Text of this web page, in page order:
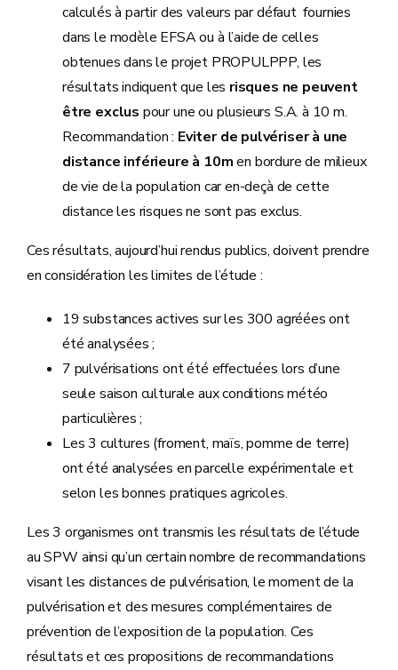
calculés à partir des valeurs par défaut fournies
dans le modèle EFSA ou à l’aide de celles
obtenues dans le projet PROPULPPP, les
résultats indiquent que les risques ne peuvent
être exclus pour une ou plusieurs S.A. à 10 m.
Recommandation : Eviter de pulvériser à une
distance inférieure à 10men bordure de milieux
de vie de la population car en-deçà de cette
distance les risques ne sont pas exclus.
Ces résultats, aujourd’hui rendus publics, doivent prendre
en considération les limites de l’étude :
19 substances actives sur les 300 agréées ont
été analysées ;
7 pulvérisations ont été effectuées lors d’une
seule saison culturale aux conditions météo
particulières ;
Les 3 cultures (froment, maïs, pomme de terre)
ont été analysées en parcelle expérimentale et
selon les bonnes pratiques agricoles.
Les 3 organismes ont transmis les résultats de l’étude
au SPW ainsi qu’un certain nombre de recommandations
visant les distances de pulvérisation, le moment de la
pulvérisation et des mesures complémentaires de
prévention de l’exposition de la population. Ces
résultats et ces propositions de recommandations